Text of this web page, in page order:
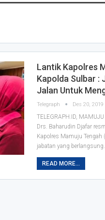
Lantik Kapolres
Kapolda Sulbar :
Jalan Untuk
Telegraph Des 20, 2019
TELEGRAPH.ID,
Drs. Baharudin Djafar
Kapolres Mamuju Tengah
jabatan yang berlangsung
READ MORE...